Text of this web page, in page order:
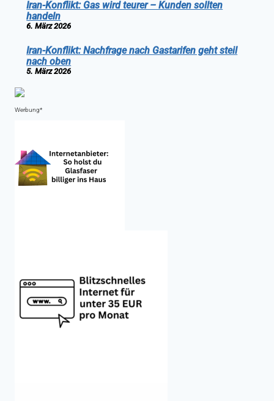
Iran-Konflikt: Gas wird teurer – Kunden sollten
handeln
6. März 2026
Iran-Konflikt: Nachfrage nach Gastarifen geht steil
nach oben
5. März 2026
Werbung*